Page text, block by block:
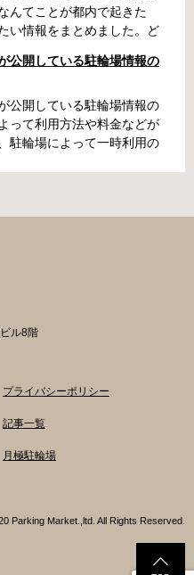
んてことが都内で起きた
い情報をまとめました。ど
が浮かぶかと思います。事
いう時対処しましょう。 千
川区 / 港区 / 中央区 / 大田区
区 / 葛飾区 千代田区で撤去
管場所 住所 千代田区神田
ます） 東京メトロ半蔵門
線神保町駅から徒歩7分 大
管場所 住所 千代田区大手町
2018-6466（千代田区自転
ー） 最寄駅 東京メトロ半蔵
還の際に必要な書類 返還
鍵 身分証明証 千代田区HP
区内藤町11番地 ※都立新
トロ丸ノ内線新宿三丁目駅
駅から徒歩8分 西新宿自転
公開している駐輪場情報の
公開している駐輪場情報の
って利用方法や料金などが
駐輪場によって一時利用の
方法 利用登録申請書の提出
録申請書（PDF：
類を環境まちづくり総務課
間消印有効）または、期間
総務課（区役所5階5B窓
張所の受付時間）。電話・
は申請できません。 利用料
（詳しくはお問い合わせく
外在住を問わず） 定期利用
管理会社にお問い合わせく
ら 新宿区の自転車駐輪場 利
ホームページからも取り出
ル8階
プライバシーポリシー
記事一覧
月極駐輪場
Parking Market.,ltd. All Rights Reserved.